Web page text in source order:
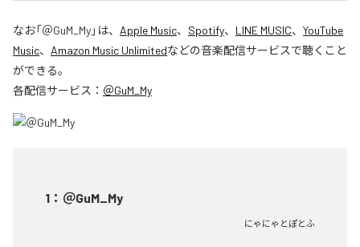
なお「＠GuM_My」は、 Apple Music、 Spotify、 LINE MUSIC、 YouTube
Music、 Amazon Music Unlimitedなどの音楽配信サービスで聴くこと
ができる。
各配信サービス： ＠GuM_My
1 ： ＠GuM_My
にゃにゃとぽとふ